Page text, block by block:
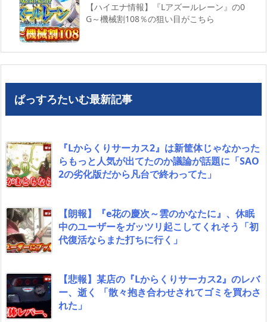
【ハイエナ情報】『Lアズールレーン』の0
G～機械割108％の狙い目がこちら
ぱっすろたいむ最新記事
『Lからくりサーカス2』は新筐体じゃなかった
らもっと人気が出てたのか議論が話題に「SAO
2の劣化版だから凡台で終わってた」
【朗報】『e花の慶次～雲のかなたに』、休眠
中のユーザーをガッツリ起こしてくれそう「初
代復活ならまた打ちに行く」
【悲報】某店の『Lからくりサーカス2』のレバ
ー、逝く 「散々抱き合わせされてゴミを買わさ
れた」